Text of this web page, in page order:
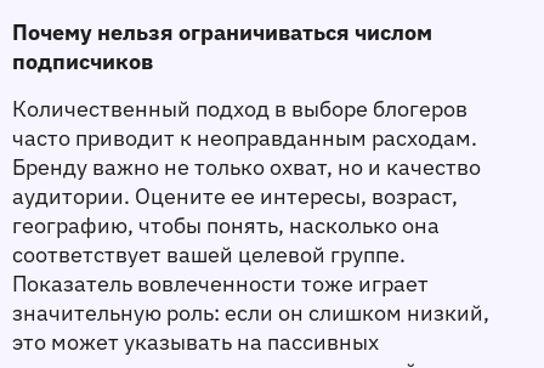
Почему нельзя ограничиваться числом
подписчиков
Количественный подход в выборе блогеров
часто приводит к неоправданным расходам.
Бренду важно не только охват, но и качество
аудитории. Оцените ее интересы, возраст,
географию, чтобы понять, насколько она
соответствует вашей целевой группе.
Показатель вовлеченности тоже играет
значительную роль: если он слишком низкий,
это может указывать на пассивных